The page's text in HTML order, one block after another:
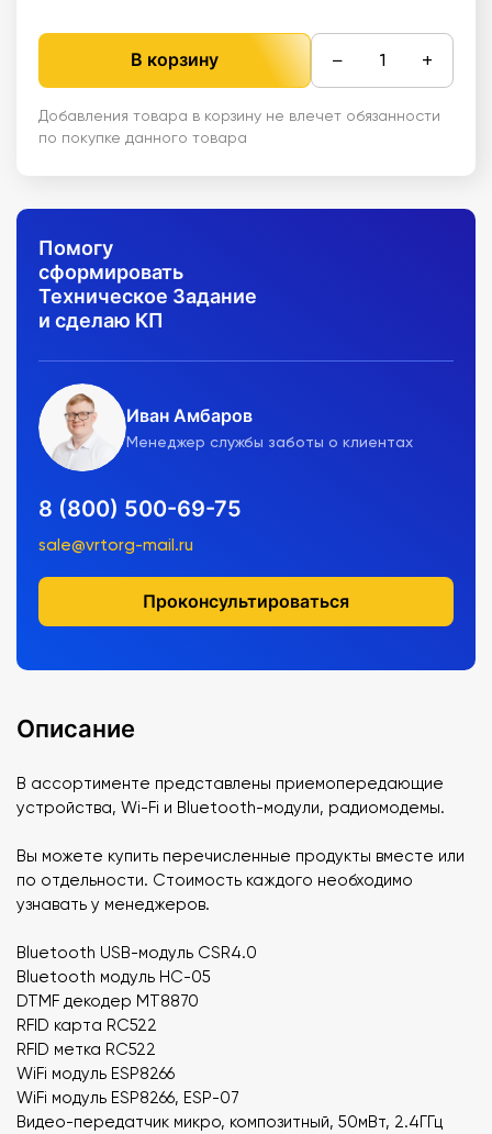
В корзину − +
Добавления товара в корзину не влечет обязанности
по покупке данного товара
Помогу
сформировать
Техническое Задание
и сделаю КП
Иван Амбаров
Менеджер службы заботы о клиентах
8 (800) 500-69-75
sale@vrtorg-mail.ru
Проконсультироваться
Описание
В ассортименте представлены приемопередающие
устройства, Wi-Fi и Bluetooth-модули, радиомодемы.
Вы можете купить перечисленные продукты вместе или
по отдельности. Стоимость каждого необходимо
узнавать у менеджеров.
Bluetooth USB-модуль CSR4.0
Bluetooth модуль HC-05
DTMF декодер MT8870
RFID карта RC522
RFID метка RC522
WiFi модуль ESP8266
WiFi модуль ESP8266, ESP-07
Видео-передатчик микро, композитный, 50мВт, 2.4ГГц